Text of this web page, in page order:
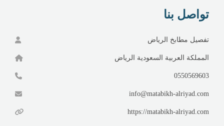
تواصل بنا
تفصيل مطابخ الرياض
المملكة العربية السعودية الرياض
0550569603
info@matabikh-alriyad.com
https://matabikh-alriyad.com